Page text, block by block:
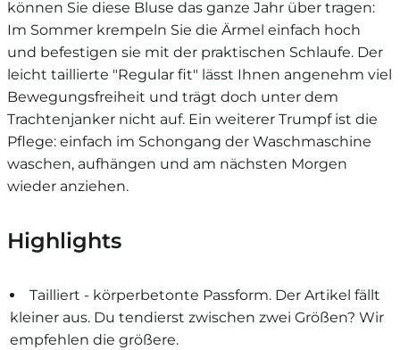
können Sie diese Bluse das ganze Jahr über tragen:
Im Sommer krempeln Sie die Ärmel einfach hoch
und befestigen sie mit der praktischen Schlaufe. Der
leicht taillierte "Regular fit" lässt Ihnen angenehm viel
Bewegungsfreiheit und trägt doch unter dem
Trachtenjanker nicht auf. Ein weiterer Trumpf ist die
Pflege: einfach im Schongang der Waschmaschine
waschen, aufhängen und am nächsten Morgen
wieder anziehen.
Highlights
Tailliert - körperbetonte Passform. Der Artikel fällt
kleiner aus. Du tendierst zwischen zwei Größen? Wir
empfehlen die größere.